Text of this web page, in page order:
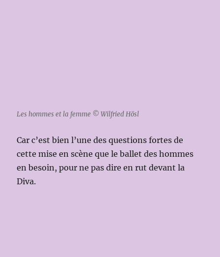
Les hommes et la femme © Wilfried Hösl
Car c’est bien l’une des questions fortes de
cette mise en scène que le ballet des hommes
en besoin, pour ne pas dire en rut devant la
Diva.